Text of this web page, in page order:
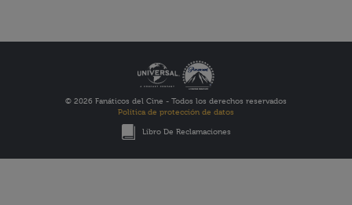
© 2026 Fanáticos del Cine - Todos los derechos reservados
Política de protección de datos
Libro De Reclamaciones